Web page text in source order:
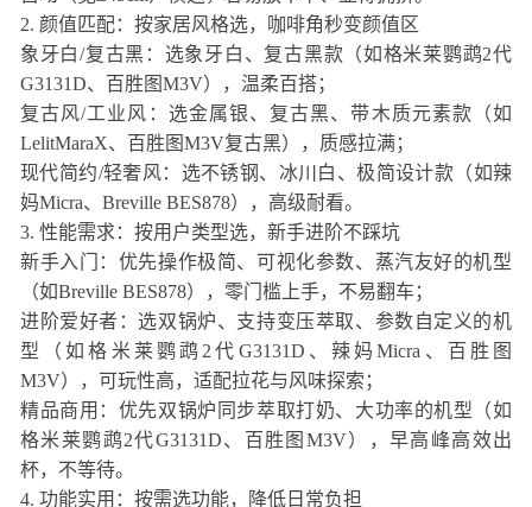
2. 颜值匹配：按家居风格选，咖啡角秒变颜值区
象牙白/复古黑：选象牙白、复古黑款（如格米莱鹦鹉2代
G3131D、百胜图M3V），温柔百搭；
复古风/工业风：选金属银、复古黑、带木质元素款（如
LelitMaraX、百胜图M3V复古黑），质感拉满；
现代简约/轻奢风：选不锈钢、冰川白、极简设计款（如辣
妈Micra、Breville BES878），高级耐看。
3. 性能需求：按用户类型选，新手进阶不踩坑
新手入门：优先操作极简、可视化参数、蒸汽友好的机型
（如Breville BES878），零门槛上手，不易翻车；
进阶爱好者：选双锅炉、支持变压萃取、参数自定义的机
型（如格米莱鹦鹉2代G3131D、辣妈Micra、百胜图
M3V），可玩性高，适配拉花与风味探索；
精品商用：优先双锅炉同步萃取打奶、大功率的机型（如
格米莱鹦鹉2代G3131D、百胜图M3V），早高峰高效出
杯，不等待。
4. 功能实用：按需选功能，降低日常负担